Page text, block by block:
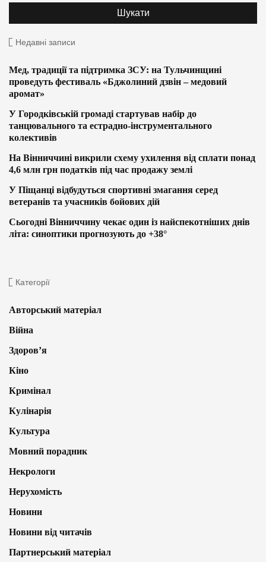
Недавні записи
Мед, традиції та підтримка ЗСУ: на Тульчинщині
проведуть фестиваль «Бджолиний дзвін – медовий
аромат»
У Городківській громаді стартував набір до
танцювального та естрадно-інструментального
колективів
На Вінниччині викрили схему ухилення від сплати понад
4,6 млн грн податків під час продажу землі
У Піщанці відбудуться спортивні змагання серед
ветеранів та учасників бойових дій
Сьогодні Вінниччину чекає один із найспекотніших днів
літа: синоптики прогнозують до +38°
Категорії
Авторський матеріал
Війна
Здоров’я
Кіно
Кримінал
Кулінарія
Культура
Мовний порадник
Некрологи
Нерухомість
Новини
Новини від читачів
Партнерський матеріал